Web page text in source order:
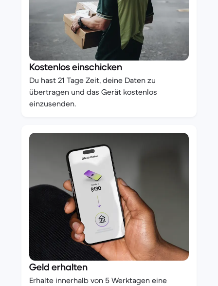
Kostenlos einschicken
Du hast 21 Tage Zeit, deine Daten zu
übertragen und das Gerät kostenlos
einzusenden.
Geld erhalten
Erhalte innerhalb von 5 Werktagen eine